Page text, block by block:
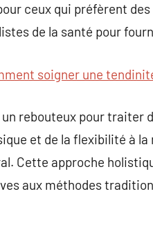
ceux qui préfèrent des
de la santé pour
soigner une
rebouteux pour traiter
et de la flexibilité à
Cette approche
aux méthodes